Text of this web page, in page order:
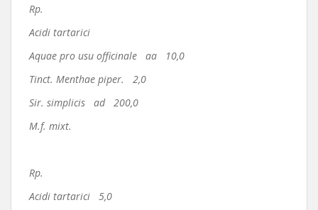
Rp.
Acidi tartarici
Aquae pro usu officinale aa 10,0
Tinct. Menthae piper. 2,0
Sir. simplicis ad 200,0
M.f. mixt.
Rp.
Acidi tartarici 5,0